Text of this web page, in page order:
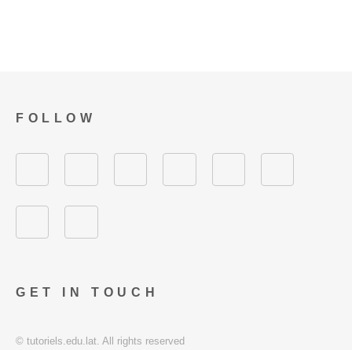
GET IN TOUCH
FOLLOW
© tutoriels.edu.lat. All rights reserved